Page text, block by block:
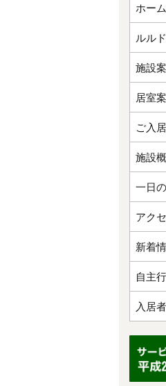
ホーム
ルル
施設
居室
ご入
施設
一日
アク
新着
自主
入居